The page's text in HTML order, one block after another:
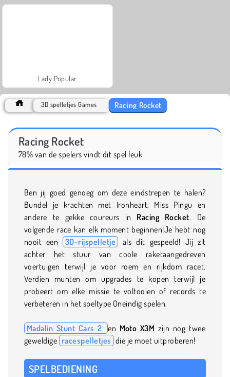
Lady Popular
3D spelletjes Games Racing Rocket
Racing Rocket
78% van de spelers vindt dit spel leuk
Ben jij goed genoeg om deze eindstrepen te halen?
Bundel je krachten met Ironheart, Miss Pingu en
andere te gekke coureurs in Racing Rocket. De
volgende race kan elk moment beginnen!Je hebt nog
nooit een
3D-rijspelletje als dit gespeeld! Jij zit
achter het stuur van coole raketaangedreven
voertuigen terwijl je voor roem en rijkdom racet.
Verdien munten om upgrades te kopen terwijl je
probeert om elke missie te voltooien of records te
verbeteren in het speltype Oneindig spelen.
Madalin Stunt Cars 2 en Moto X3M zijn nog twee
geweldige racespelletjes die je moet uitproberen!
SPELBEDIENING